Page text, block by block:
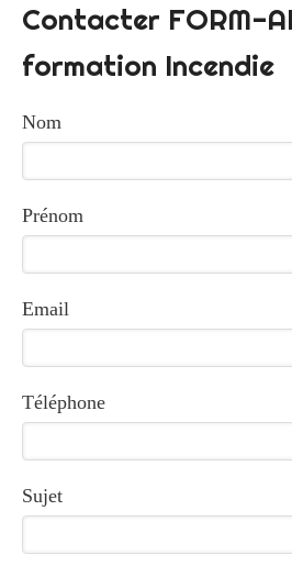
Contacter FORM-
formation Incendie
Nom
Prénom
Email
Téléphone
Sujet